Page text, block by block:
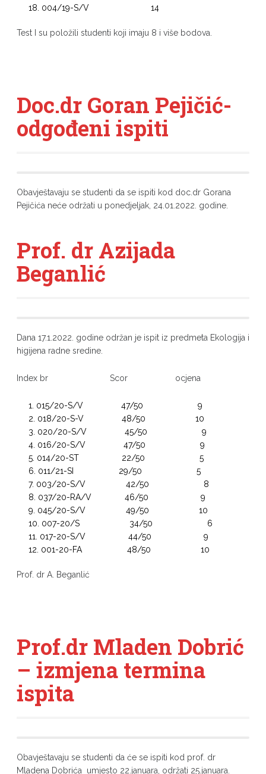
004/19-S/V 14
Test I su položili studenti koji imaju 8 i više bodova.
Doc.dr Goran Pejičić-
odgođeni ispiti
Obavještavaju se studenti da se ispiti kod doc.dr Gorana
Pejičića neće održati u ponedjeljak, 24.01.2022. godine.
Prof. dr Azijada
Beganlić
Dana 17.1.2022. godine održan je ispit iz predmeta Ekologija i
higijena radne sredine.
Index br Scor ocjena
015/20-S/V 47/50 9
018/20-S-V 48/50 10
020/20-S/V 45/50 9
016/20-S/V 47/50 9
014/20-ST 22/50 5
011/21-SI 29/50 5
003/20-S/V 42/50 8
037/20-RA/V 46/50 9
045/20-S/V 49/50 10
007-20/S 34/50 6
017-20-S/V 44/50 9
001-20-FA 48/50 10
Prof. dr A. Beganlić
Prof.dr Mladen Dobrić
– izmjena termina
ispita
Obavještavaju se studenti da će se ispiti kod prof. dr
Mladena Dobrića umjesto 22.januara, održati 25.januara.